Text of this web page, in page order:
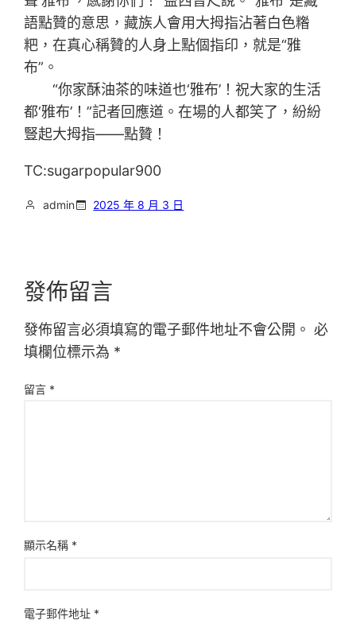
語點贊的意思，藏族人會用大拇指沾著白色糌
粑，在真心稱贊的人身上點個指印，就是“雅
布”。
“你家酥油茶的味道也‘雅布’！祝大家的生活
都‘雅布’！”記者回應道。在場的人都笑了，紛紛
豎起大拇指——點贊！
TC:sugarpopular900
admin 2025 年 8 月 3 日
發佈留言
發佈留言必須填寫的電子郵件地址不會公開。 必
填欄位標示為 *
留言 *
顯示名稱 *
電子郵件地址 *